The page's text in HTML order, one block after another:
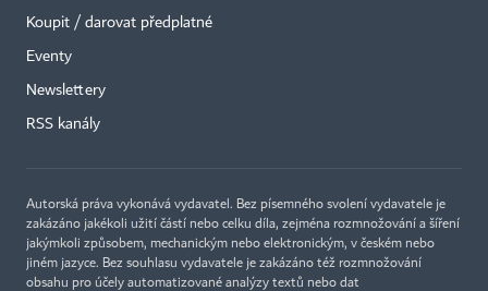
Koupit / darovat předplatné
Eventy
Newslettery
RSS kanály
Autorská práva vykonává vydavatel. Bez písemného svolení vydavatele je
zakázáno jakékoli užití částí nebo celku díla, zejména rozmnožování a šíření
jakýmkoli způsobem, mechanickým nebo elektronickým, v českém nebo
jiném jazyce. Bez souhlasu vydavatele je zakázáno též rozmnožování
obsahu pro účely automatizované analýzy textů nebo dat